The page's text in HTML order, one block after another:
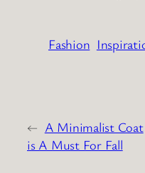
Fashion
← A Minimalist Coat
is A Must For Fall